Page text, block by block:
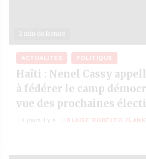
2 min de lecture
ACTUALITÉS POLITIQUE
Haïti : Nenel Cassy
à fédérer le camp
vue des prochaines
4 jours il y a BLAISE ROBELTO